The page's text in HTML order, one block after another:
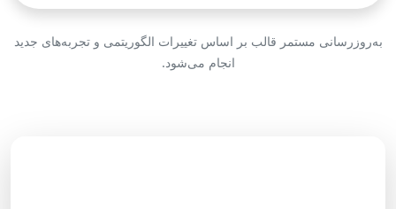
به‌روزرسانی مستمر قالب بر اساس تغییرات الگوریتمی و تجربه‌های جدید
انجام می‌شود.